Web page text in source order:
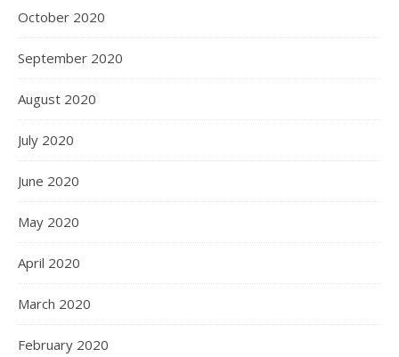
October 2020
September 2020
August 2020
July 2020
June 2020
May 2020
April 2020
March 2020
February 2020